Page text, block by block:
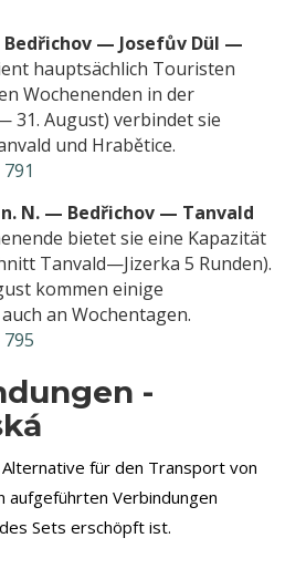
— Josefův Dül —
hauptsächlich Touristen
Wochenenden in der
31. August) verbindet sie
und Hrabětice.
n. N. — Bedřichov — Tanvald
bietet sie eine Kapazität
Tanvald—Jizerka 5 Runden).
kommen einige
an Wochentagen.
-
für den Transport von
aufgeführten Verbindungen
Sets erschöpft ist.